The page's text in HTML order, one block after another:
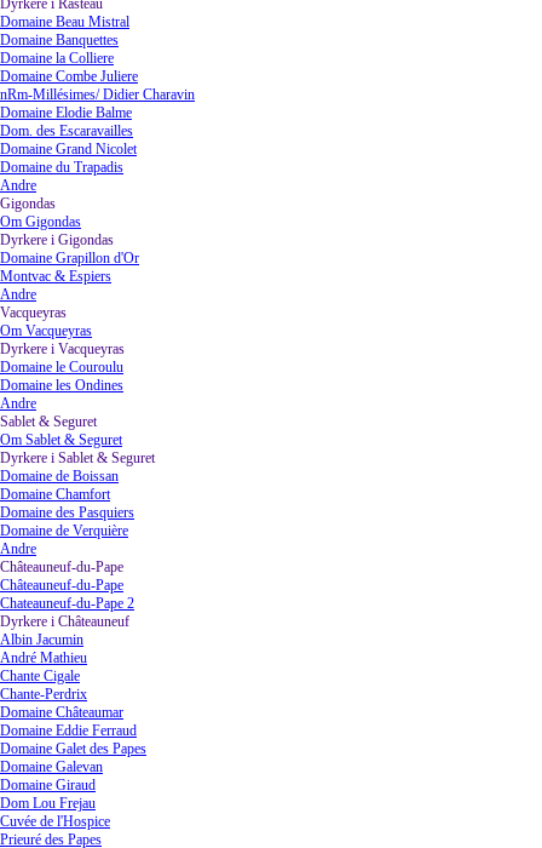
Dyrkere i Rasteau
Domaine Beau Mistral
Domaine Banquettes
Domaine la Colliere
Domaine Combe Juliere
nRm-Millésimes/ Didier Charavin
Domaine Elodie Balme
Dom. des Escaravailles
Domaine Grand Nicolet
Domaine du Trapadis
Andre
Gigondas
Om Gigondas
Dyrkere i Gigondas
Domaine Grapillon d'Or
Montvac & Espiers
Andre
Vacqueyras
Om Vacqueyras
Dyrkere i Vacqueyras
Domaine le Couroulu
Domaine les Ondines
Andre
Sablet & Seguret▼
Om Sablet & Seguret
Dyrkere i Sablet & Seguret▼
Domaine de Boissan
Domaine Chamfort
Domaine des Pasquiers
Domaine de Verquière
Andre
Châteauneuf-du-Pape
Châteauneuf-du-Pape
Chateauneuf-du-Pape 2
Dyrkere i Châteauneuf
Albin Jacumin
André Mathieu
Chante Cigale
Chante-Perdrix
Domaine Châteaumar
Domaine Eddie Ferraud
Domaine Galet des Papes
Domaine Galevan
Domaine Giraud
Dom Lou Frejau
Cuvée de l'Hospice
Prieuré des Papes